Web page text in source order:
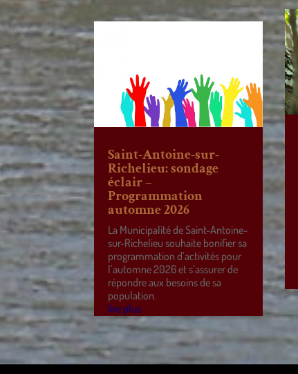
Saint-Antoine-sur-
Richelieu: sondage
éclair –
Programmation
automne 2026
La Municipalité de Saint-Antoine-
sur-Richelieu souhaite bonifier sa
programmation d’activités pour
l’automne 2026 et s’assurer de
répondre aux besoins de sa
population.
lire plus